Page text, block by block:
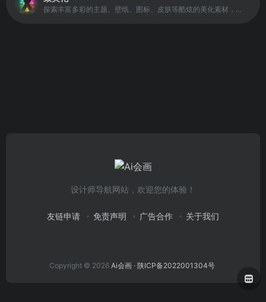
探索丰富多彩的主题、壁纸、图标、皮肤等酷炫的美化素材，个性化你的设备。
设计师导航网站，欢迎您的体验！
友链申请 免责声明 广告合作 关于我们
Copyright © 2026 Ai会画 · 陕ICP备2022001304号